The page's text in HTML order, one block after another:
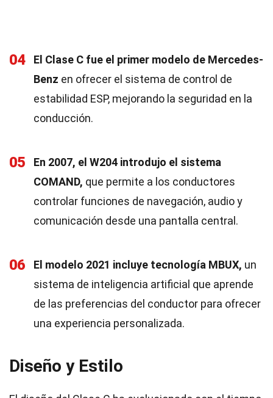
04
El Clase C fue el primer modelo de Mercedes-
Benz en ofrecer el sistema de control de
estabilidad ESP, mejorando la seguridad en la
conducción.
05
En 2007, el W204 introdujo el sistema
COMAND, que permite a los conductores
controlar funciones de navegación, audio y
comunicación desde una pantalla central.
06 El modelo 2021 incluye tecnología MBUX, un
sistema de inteligencia artificial que aprende
de las preferencias del conductor para ofrecer
una experiencia personalizada.
Diseño y Estilo